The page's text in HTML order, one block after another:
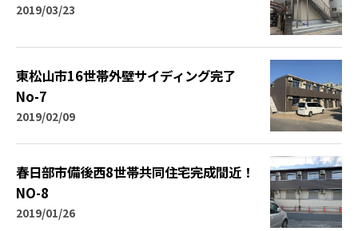
2019/03/23
東松山市16世帯外壁サイディング完了
No-7
2019/02/09
春日部市備後西8世帯共同住宅完成間近！
NO-8
2019/01/26